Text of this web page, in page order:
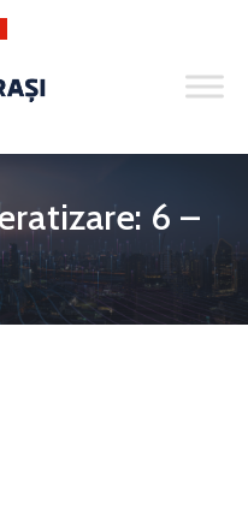
6 –